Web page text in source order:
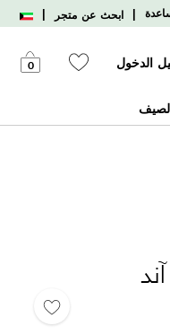
| ابحث عن متجر |
الدخول 0